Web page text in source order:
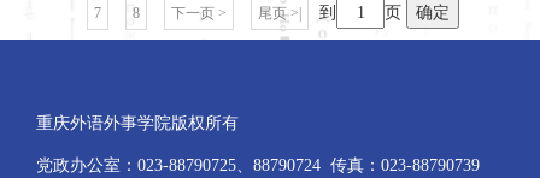
7 8 下一页 > 尾页 >| 到 页 确定
重庆外语外事学院版权所有
党政办公室：023-88790725、88790724 传真：023-88790739